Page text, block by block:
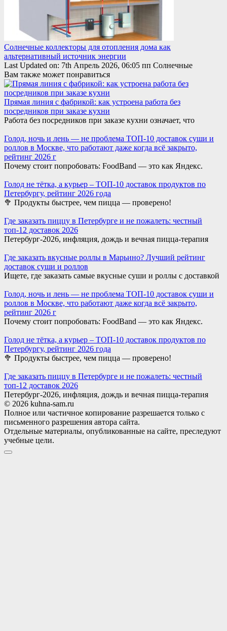
Солнечные коллекторы для отопления дома как
альтернативный источник энергии
Last Updated on: 7th Апрель 2026, 06:05 пп Солнечные
Вам также может понравиться
Прямая линия с фабрикой: как устроена работа без
посредников при заказе кухни
Работа без посредников при заказе кухни означает, что
Голод, ночь и лень — не проблема ТОП-10 доставок суши и
роллов в Москве, что работают даже когда всё закрыто,
рейтинг 2026 г
Почему стоит попробовать: FoodBand — это как Яндекс.
Голод не тётка, а курьер – ТОП-10 доставок продуктов по
Петербургу, рейтинг 2026 года
🥦 Продукты быстрее, чем пицца — проверено!
Где заказать пиццу в Петербурге и не пожалеть: честный
топ-12 доставок 2026
Петербург-2026, инфляция, дождь и вечная пицца-терапия
Где заказать вкусные роллы в Марьино? Лучший рейтинг
доставок суши и роллов
Ищете, где заказать самые вкусные суши и роллы с доставкой
Голод, ночь и лень — не проблема ТОП-10 доставок суши и
роллов в Москве, что работают даже когда всё закрыто,
рейтинг 2026 г
Почему стоит попробовать: FoodBand — это как Яндекс.
Голод не тётка, а курьер – ТОП-10 доставок продуктов по
Петербургу, рейтинг 2026 года
🥦 Продукты быстрее, чем пицца — проверено!
Где заказать пиццу в Петербурге и не пожалеть: честный
топ-12 доставок 2026
Петербург-2026, инфляция, дождь и вечная пицца-терапия
© 2026 kuhna-sam.ru
Полное или частичное копирование разрешается только с
письменного разрешения автора сайта.
Отдельные материалы, опубликованные на сайте, преследуют
учебные цели.